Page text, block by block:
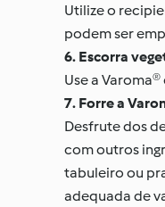
Utilize o
podem ser
6. Escorra
Use a
7. Forre a
Desfrute dos
com outros
tabuleiro ou
adequada de